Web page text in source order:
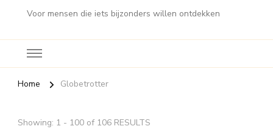
Voor mensen die iets bijzonders willen ontdekken
Home Globetrotter
Showing: 1 - 100 of 106 RESULTS